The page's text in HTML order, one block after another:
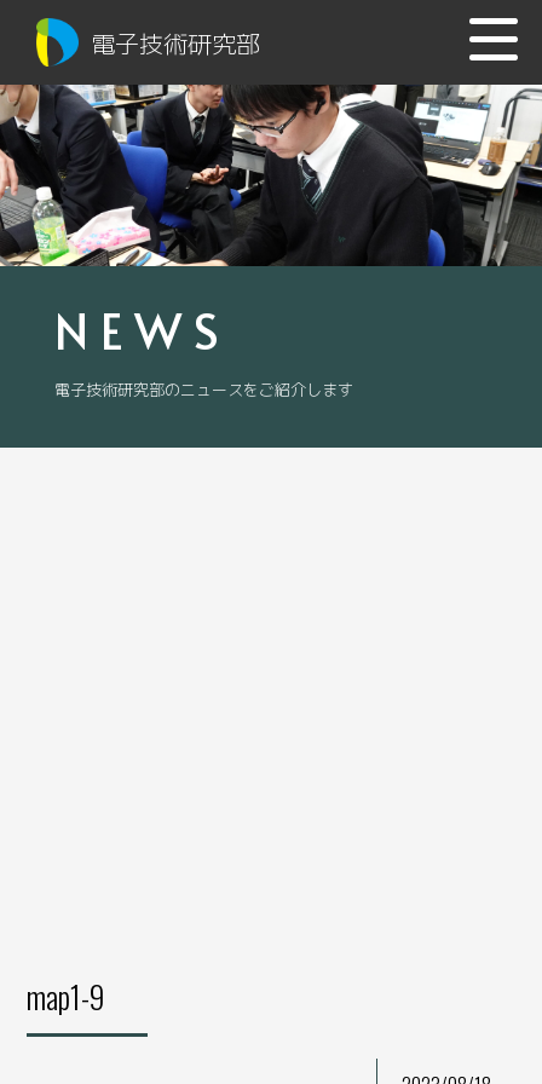
電子技術研究部
NEWS
電子技術研究部のニュースをご紹介します
map1-9